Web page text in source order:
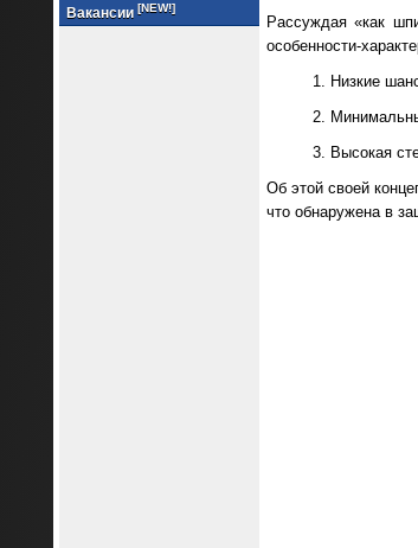
Вакансии [NEW!]
Рассуждая «как
особенности-
Низкие
Высокая
Об этой своей
что обнаружена в